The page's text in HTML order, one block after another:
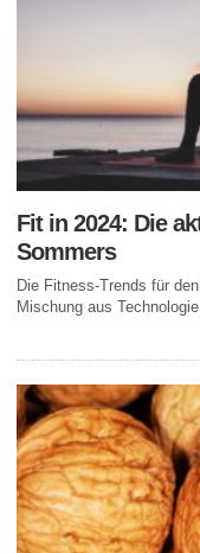
Fit in 2024: Die
Sommers
Die Fitness-Trends für
Mischung aus